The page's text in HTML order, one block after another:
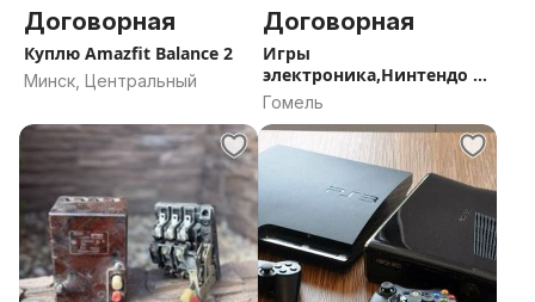
Договорная
Куплю Amazfit Balance 2
Минск, Центральный
Договорная
Игры
электроника,Нинтендо и
др
Гомель